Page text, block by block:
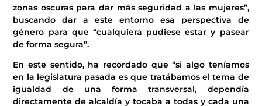
zonas oscuras para dar más seguridad a las mujeres”,
buscando dar a este entorno esa perspectiva de
género para que “cualquiera pudiese estar y pasear
de forma segura”.
En este sentido, ha recordado que “si algo teníamos
en la legislatura pasada es que tratábamos el tema de
igualdad de una forma transversal, dependía
directamente de alcaldía y tocaba a todas y cada una